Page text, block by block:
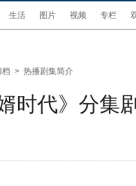
生活 图片 视频 专栏
档 > 热播剧集简介
时代》分集